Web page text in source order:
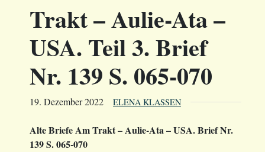
Trakt – Aulie-Ata –
USA. Teil 3. Brief
Nr. 139 S. 065-070
19. Dezember 2022 ELENA KLASSEN
Alte Briefe Am Trakt – Aulie-Ata – USA. Brief Nr.
139 S. 065-070